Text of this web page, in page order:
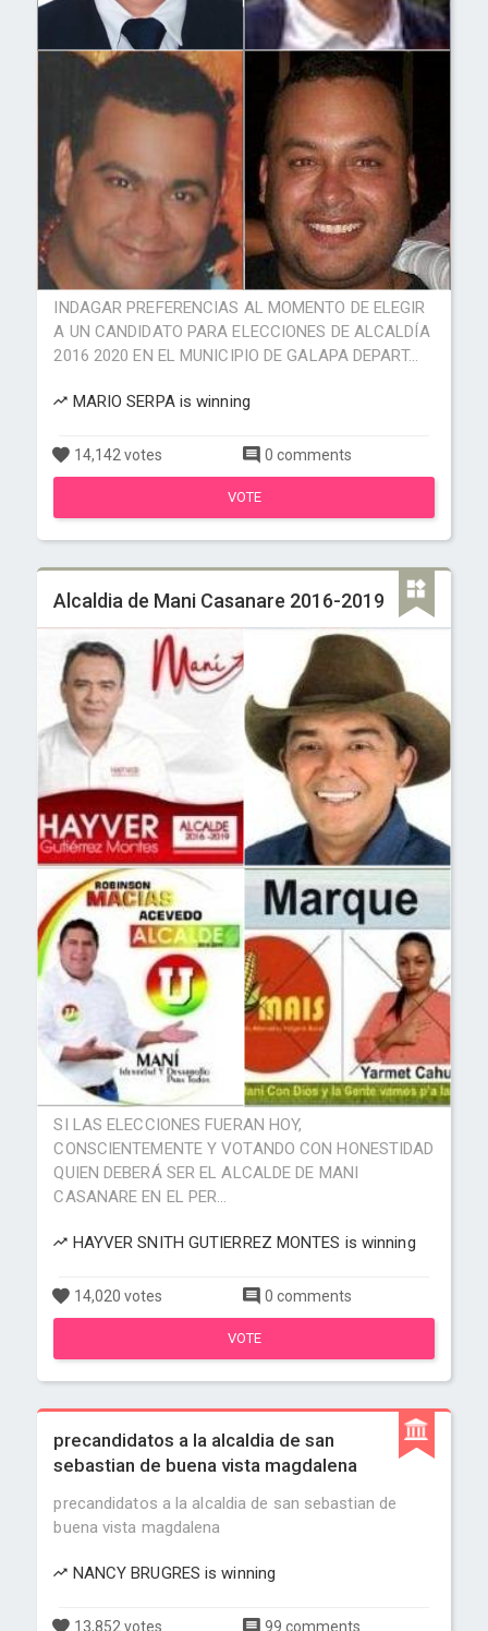
INDAGAR PREFERENCIAS AL MOMENTO DE ELEGIR
A UN CANDIDATO PARA ELECCIONES DE ALCALDÍA
2016 2020 EN EL MUNICIPIO DE GALAPA DEPART...
MARIO SERPA is winning
14,142 votes 0 comments
VOTE
Alcaldia de Mani Casanare 2016-2019
SI LAS ELECCIONES FUERAN HOY,
CONSCIENTEMENTE Y VOTANDO CON HONESTIDAD
QUIEN DEBERÁ SER EL ALCALDE DE MANI
CASANARE EN EL PER...
HAYVER SNITH GUTIERREZ MONTES is winning
14,020 votes 0 comments
VOTE
precandidatos a la alcaldia de san
sebastian de buena vista magdalena
precandidatos a la alcaldia de san sebastian de
buena vista magdalena
NANCY BRUGRES is winning
13,852 votes 99 comments